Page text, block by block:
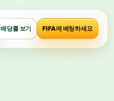
배당률 보기 FIFA에 베팅하세요